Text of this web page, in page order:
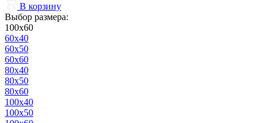
В корзину
Выбор размера:
100x60
60x40
60x50
60x60
80x40
80x50
80x60
100x40
100x50